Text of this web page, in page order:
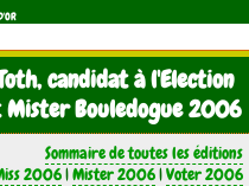
candidat à l'Election
Mister Bouledogue 2006
Sommaire de toutes les éditions
2006|Mister 2006|Voter 2006